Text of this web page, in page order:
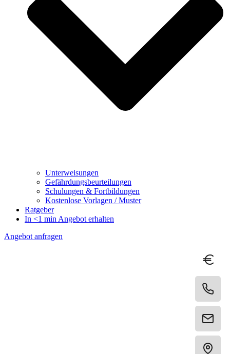
Unterweisungen
Gefährdungsbeurteilungen
Schulungen & Fortbildungen
Kostenlose Vorlagen / Muster
Ratgeber
In <1 min Angebot erhalten
Angebot anfragen